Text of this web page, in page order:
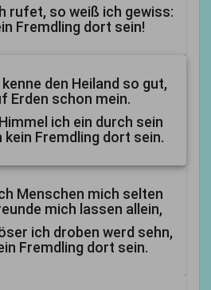
rufet, so weiß ich gewiss:
Fremdling dort sein!
den Heiland so gut,
Erden schon mein.
ich ein durch sein
kein Fremdling dort sein.
Menschen mich selten
mich lassen allein,
ich droben werd sehn,
Fremdling dort sein.